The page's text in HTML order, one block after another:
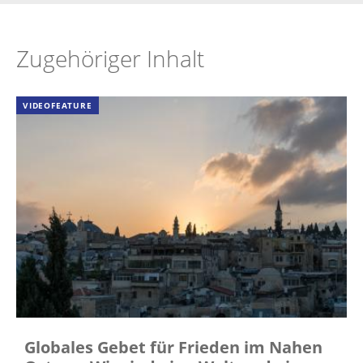
Zugehöriger Inhalt
VIDEOFEATURE
Globales Gebet für Frieden im Nahen